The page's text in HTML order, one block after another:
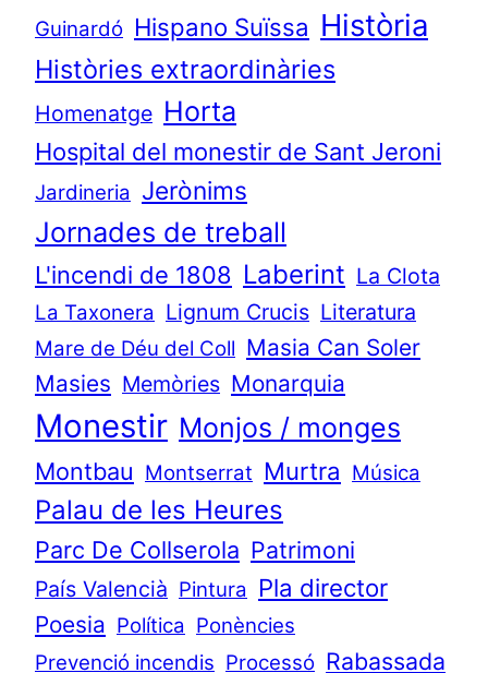
Guinardó Hispano Suïssa Història
Històries extraordinàries
Homenatge Horta
Hospital del monestir de Sant Jeroni
Jardineria Jerònims
Jornades de treball
L'incendi de 1808 Laberint La Clota
La Taxonera Lignum Crucis Literatura
Mare de Déu del Coll Masia Can Soler
Masies Memòries Monarquia
Monestir Monjos / monges
Montbau Montserrat Murtra Música
Palau de les Heures
Parc De Collserola Patrimoni
País Valencià Pintura Pla director
Poesia Política Ponències
Prevenció incendis Processó Rabassada